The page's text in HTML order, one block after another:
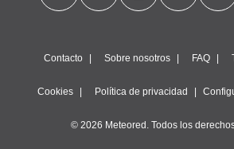
Contacto Sobre nosotros FAQ
Cookies Política de privacidad
© 2026 Meteored. Todos los